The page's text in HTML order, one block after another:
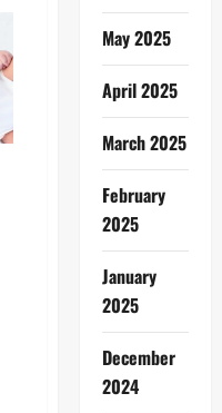
May 2025
April 2025
March 2025
February
2025
January
2025
December
2024